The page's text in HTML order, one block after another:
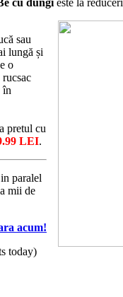
sau
lungă și
o
în
pretul cu
LEI.
paralel
mii de
acum!
today)